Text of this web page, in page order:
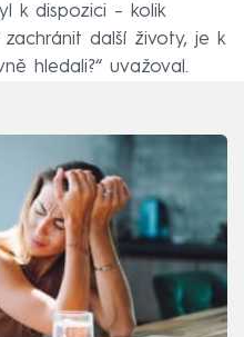
k dispozici – kolik
další životy, je k
hledali?“ uvažoval.